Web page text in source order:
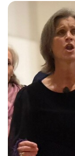
Kalender
Personen